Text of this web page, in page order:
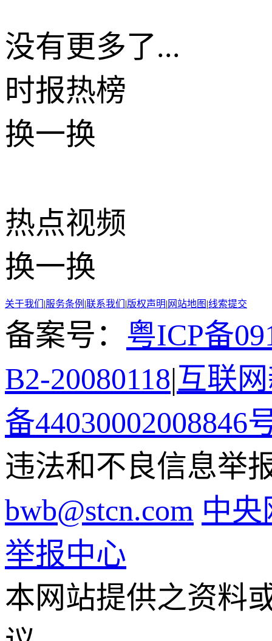
没有更多了...
时报热榜
换一换
热点视频
换一换
关于我们 |服务条例 |联系我们 |版权声明| 网站地图 |线索提交
备案号： 粤ICP备
B2-20080118|互联
备44030002008846
违法和不良信息举
bwb@stcn.com 中
举报中心
本网站提供之资料